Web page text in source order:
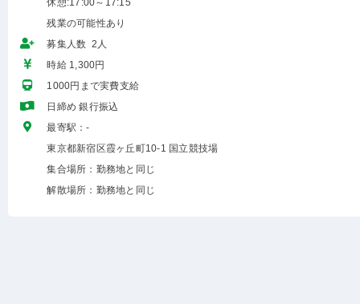
休憩:17:00～17:15
残業の可能性あり
募集人数 2人
時給 1,300円
1000円まで実費支給
日締め 銀行振込
最寄駅：-
東京都新宿区霞ヶ丘町10-1 国立競技場
集合場所：勤務地と同じ
解散場所：勤務地と同じ